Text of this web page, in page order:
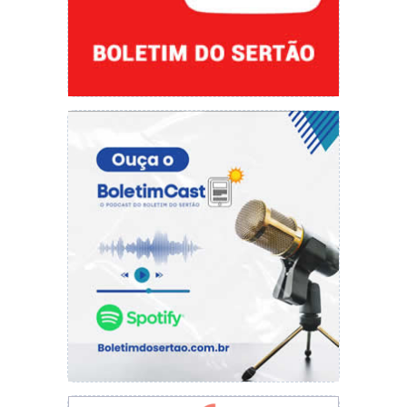
O Ministério da Saúde também anunciou que
conseguiu antecipar junto à Pfizer um novo
lote com 1,2 milhão de doses de vacinas
pediátricas contra a Covid-19. A previsão é que
a nova remessa chegue ao Brasil no domingo
(16), para dar continuidade à imunização de
crianças entre 5 e 11 anos. Até o dia 27 de
janeiro, outro lote com 1,8 milhão de doses de
vacinas também deve desembarcar no país.
Fonte: Breno Moreno (Com informações do
Ministério da Saúde)
redacao@cidadeverde.com